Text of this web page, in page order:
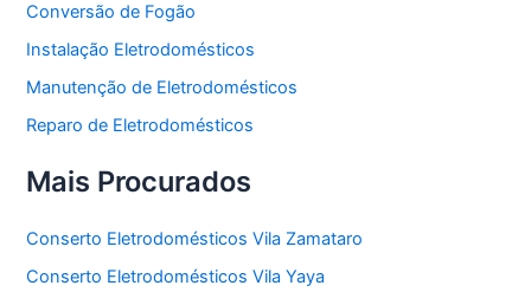
Conversão de Fogão
Instalação Eletrodomésticos
Manutenção de Eletrodomésticos
Reparo de Eletrodomésticos
Mais Procurados
Conserto Eletrodomésticos Vila Zamataro
Conserto Eletrodomésticos Vila Yaya